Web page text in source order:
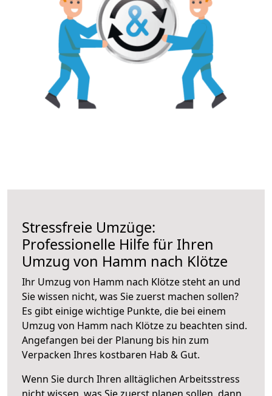
Stressfreie Umzüge:
Professionelle Hilfe für Ihren
Umzug von Hamm nach Klötze
Ihr Umzug von Hamm nach Klötze steht an und
Sie wissen nicht, was Sie zuerst machen sollen?
Es gibt einige wichtige Punkte, die bei einem
Umzug von Hamm nach Klötze zu beachten sind.
Angefangen bei der Planung bis hin zum
Verpacken Ihres kostbaren Hab & Gut.
Wenn Sie durch Ihren alltäglichen Arbeitsstress